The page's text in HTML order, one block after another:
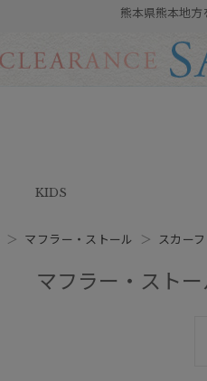
熊本県熊本地
KIDS
＞ マフラー・ストール ＞ スカー
マフラー・スト